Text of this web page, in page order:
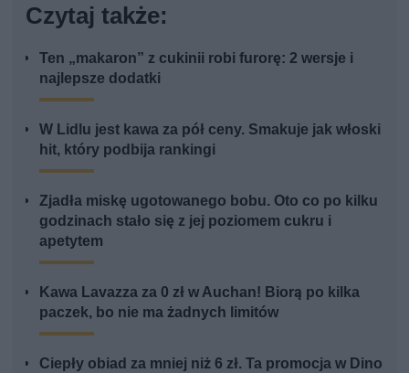
Czytaj także:
Ten „makaron” z cukinii robi furorę: 2 wersje i
najlepsze dodatki
W Lidlu jest kawa za pół ceny. Smakuje jak włoski
hit, który podbija rankingi
Zjadła miskę ugotowanego bobu. Oto co po kilku
godzinach stało się z jej poziomem cukru i
apetytem
Kawa Lavazza za 0 zł w Auchan! Biorą po kilka
paczek, bo nie ma żadnych limitów
Ciepły obiad za mniej niż 6 zł. Ta promocja w Dino